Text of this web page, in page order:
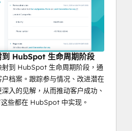
到 HubSpot 生命周期阶段
射到 HubSpot 生命周期阶段，通
档案。跟踪参与情况、改进潜在
入的见解，从而推动客户成功、
些都在 HubSpot 中实现。